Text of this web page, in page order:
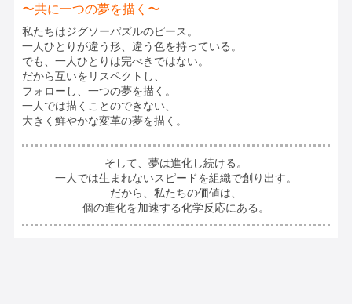
〜共に一つの夢を描く〜
私たちはジグソーパズルのピース。
一人ひとりが違う形、違う色を持っている。
でも、一人ひとりは完ぺきではない。
だから互いをリスペクトし、
フォローし、一つの夢を描く。
一人では描くことのできない、
大きく鮮やかな変革の夢を描く。
そして、夢は進化し続ける。
一人では生まれないスピードを組織で創り出す。
だから、私たちの価値は、
個の進化を加速する化学反応にある。